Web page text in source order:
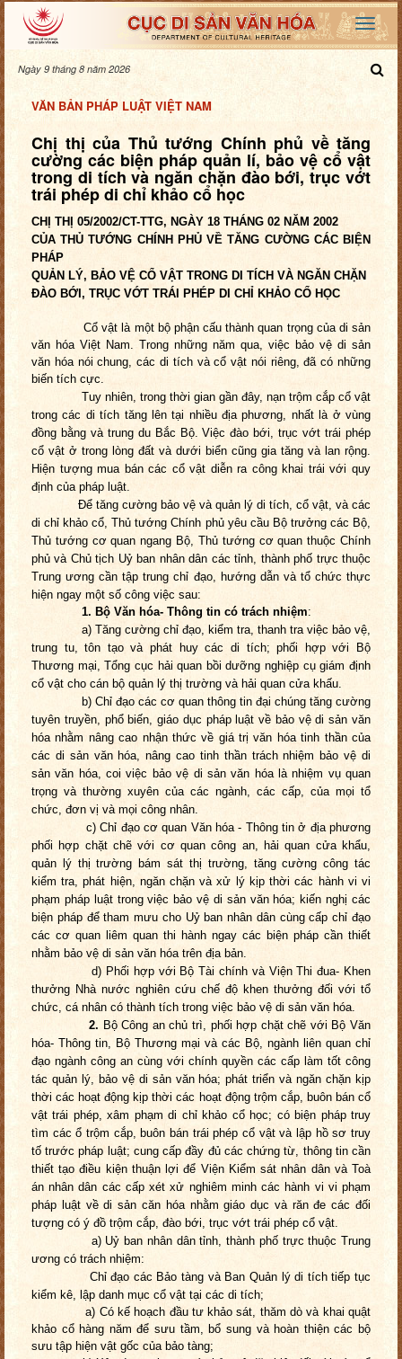
Ngày 9 tháng 8 năm 2026
VĂN BẢN PHÁP LUẬT VIỆT NAM
Chị thị của Thủ tướng Chính phủ về tăng
cường các biện pháp quản lí, bảo vệ cổ vật
trong di tích và ngăn chặn đào bới, trục vớt
trái phép di chỉ khảo cổ học
CHỊ THỊ 05/2002/CT-TTG, NGÀY 18 THÁNG 02 NĂM 2002
CỦA THỦ TƯỚNG CHÍNH PHỦ VỀ TĂNG CƯỜNG CÁC BIỆN
PHÁP
QUẢN LÝ, BẢO VỆ CỔ VẬT TRONG DI TÍCH VÀ NGĂN CHẶN
ĐÀO BỚI, TRỤC VỚT TRÁI PHÉP DI CHỈ KHẢO CỔ HỌC
Cổ vật là một bộ phận cấu thành quan trọng của di sản
văn hóa Việt Nam. Trong những năm qua, việc bảo vệ di sản
văn hóa nói chung, các di tích và cổ vật nói riêng, đã có những
biến tích cực.
Tuy nhiên, trong thời gian gần đây, nạn trộm cắp cổ vật
trong các di tích tăng lên tại nhiều địa phương, nhất là ở vùng
đồng bằng và trung du Bắc Bộ. Việc đào bới, trục vớt trái phép
cổ vật ở trong lòng đất và dưới biển cũng gia tăng và lan rộng.
Hiện tượng mua bán các cổ vật diễn ra công khai trái với quy
định của pháp luật.
Để tăng cường bảo vệ và quản lý di tích, cổ vật, và các
di chỉ khảo cổ, Thủ tướng Chính phủ yêu cầu Bộ trưởng các Bộ,
Thủ tướng cơ quan ngang Bộ, Thủ tướng cơ quan thuộc Chính
phủ và Chủ tịch Uỷ ban nhân dân các tỉnh, thành phố trực thuộc
Trung ương cần tập trung chỉ đạo, hướng dẫn và tổ chức thực
hiện ngay một số công việc sau:
1. Bộ Văn hóa- Thông tin có trách nhiệm:
a) Tăng cường chỉ đạo, kiểm tra, thanh tra việc bảo vệ,
trung tu, tôn tạo và phát huy các di tích; phối hợp với Bộ
Thương mại, Tổng cục hải quan bồi dưỡng nghiệp cụ giám định
cổ vật cho cán bộ quản lý thị trường và hải quan cửa khấu.
b) Chỉ đạo các cơ quan thông tin đại chúng tăng cường
tuyên truyền, phổ biến, giáo dục pháp luật về bảo vệ di sản văn
hóa nhằm nâng cao nhận thức về giá trị văn hóa tinh thần của
các di sản văn hóa, nâng cao tinh thần trách nhiệm bảo vệ di
sản văn hóa, coi việc bảo vệ di sản văn hóa là nhiệm vụ quan
trọng và thường xuyên của các ngành, các cấp, của mọi tổ
chức, đơn vị và mọi công nhân.
c) Chỉ đạo cơ quan Văn hóa - Thông tin ở địa phương
phối hợp chặt chẽ với cơ quan công an, hải quan cửa khẩu,
quản lý thị trường bám sát thị trường, tăng cường công tác
kiểm tra, phát hiện, ngăn chặn và xử lý kịp thời các hành vi vi
phạm pháp luật trong việc bảo vệ di sản văn hóa; kiến nghị các
biện pháp để tham mưu cho Uỷ ban nhân dân cùng cấp chỉ đạo
các cơ quan liêm quan thi hành ngay các biện pháp cần thiết
nhằm bảo vệ di sản văn hóa trên địa bản.
d) Phối hợp với Bộ Tài chính và Viện Thi đua- Khen
thưởng Nhà nước nghiên cứu chế độ khen thưởng đối với tổ
chức, cá nhân có thành tích trong việc bảo vệ di sản văn hóa.
2. Bộ Công an chủ trì, phối hợp chặt chẽ với Bộ Văn
hóa- Thông tin, Bộ Thương mại và các Bộ, ngành liên quan chỉ
đạo ngành công an cùng với chính quyền các cấp làm tốt công
tác quản lý, bảo vệ di sản văn hóa; phát triển và ngăn chặn kịp
thời các hoạt động kịp thời các hoạt động trộm cắp, buôn bán cổ
vật trái phép, xâm phạm di chỉ khảo cổ học; có biện pháp truy
tìm các ổ trộm cắp, buôn bán trái phép cổ vật và lập hồ sơ truy
tố trước pháp luật; cung cấp đầy đủ các chứng từ, thông tin cần
thiết tạo điều kiện thuận lợi để Viện Kiểm sát nhân dân và Toà
án nhân dân các cấp xét xử nghiêm minh các hành vi vi phạm
pháp luật về di sản căn hóa nhằm giáo dục và răn đe các đối
tượng có ý đồ trộm cắp, đào bới, trục vớt trái phép cổ vật.
a) Uỷ ban nhân dân tỉnh, thành phố trực thuộc Trung
ương có trách nhiệm:
Chỉ đạo các Bảo tàng và Ban Quản lý di tích tiếp tục
kiểm kê, lập danh mục cổ vật tại các di tích;
a) Có kế hoạch đầu tư khảo sát, thăm dò và khai quật
khảo cổ hàng năm để sưu tầm, bổ sung và hoàn thiện các bộ
sưu tập hiện vật gốc của bảo tàng;